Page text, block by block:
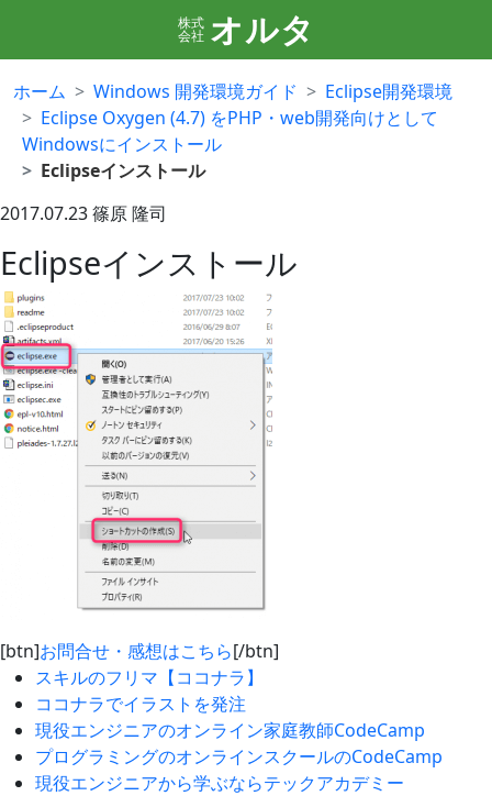
株式
会社 オルタ
ホーム Windows 開発環境ガイド
Eclipse開発環境
Eclipse Oxygen (4.7) をPHP・web開発向けとして
Windowsにインストール
Eclipseインストール
2017.07.23篠原 隆司
Eclipseインストール
[btn]お問合せ・感想はこちら[/btn]
スキルのフリマ【ココナラ】
ココナラでイラストを発注
現役エンジニアのオンライン家庭教師CodeCamp
プログラミングのオンラインスクールのCodeCamp
現役エンジニアから学ぶならテックアカデミー